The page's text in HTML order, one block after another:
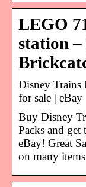
LEGO
station –
Disney Trains
for sale | eBay
Buy Disney
Packs and get
eBay! Great
on many items